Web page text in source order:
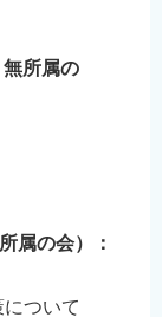
所属の
属の会）：
ついて